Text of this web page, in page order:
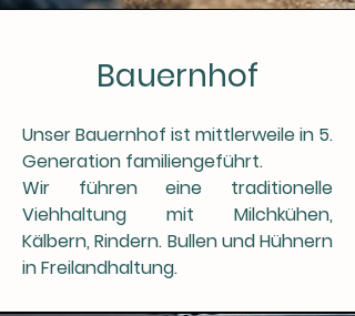
Bauernhof
Unser Bauernhof ist mittlerweile in 5.
Generation familiengeführt.
Wir führen eine traditionelle
Viehhaltung mit Milchkühen,
Kälbern, Rindern. Bullen und Hühnern
in Freilandhaltung.